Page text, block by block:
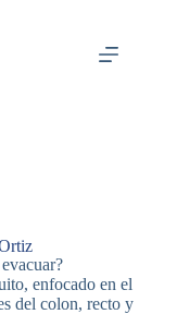
enfocado en el
del colon, recto y